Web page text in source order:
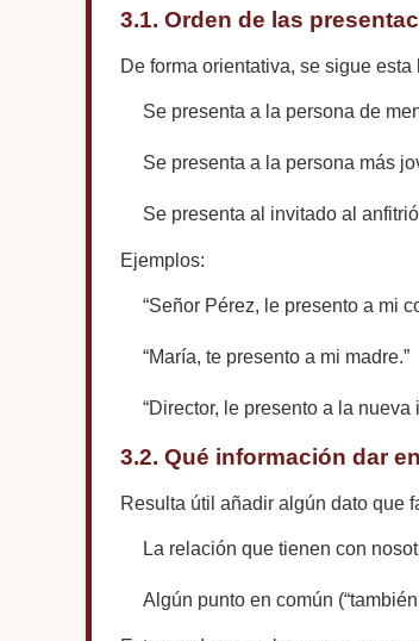
3.1. Orden de las
De forma orientativa, se sigue esta
Se presenta a la persona de
Se presenta a la persona más
Se presenta al invitado al
Ejemplos:
“Señor Pérez, le presento a mi
“María, te presento a mi madre.”
“Director, le presento a la
3.2. Qué información dar
Resulta útil añadir algún dato que
La relación que tienen con
Algún punto en común